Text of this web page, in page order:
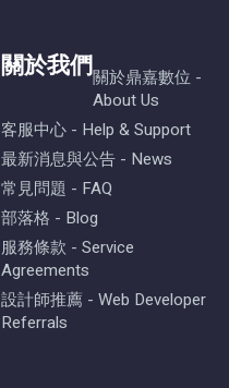
關於我們關於鼎嘉數位 -
About Us
客服中心 - Help & Support
最新消息與公告 - News
常見問題 - FAQ
部落格 - Blog
服務條款 - Service
Agreements
設計師推薦 - Web Developer
Referrals